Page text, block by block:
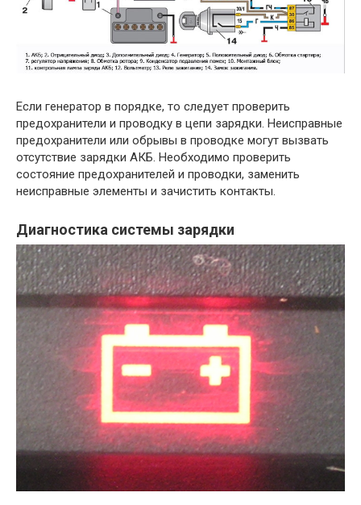
Если генератор в порядке, то следует проверить
предохранители и проводку в цепи зарядки. Неисправные
предохранители или обрывы в проводке могут вызвать
отсутствие зарядки АКБ. Необходимо проверить
состояние предохранителей и проводки, заменить
неисправные элементы и зачистить контакты.
Диагностика системы зарядки